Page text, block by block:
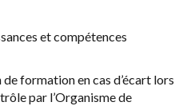
et compétences
formation en cas d’écart lors
par l’Organisme de